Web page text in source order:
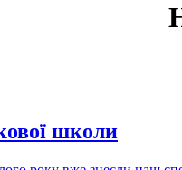
школи